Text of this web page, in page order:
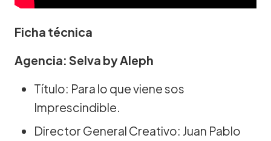
Ficha técnica
Agencia: Selva by Aleph
Título: Para lo que viene sos
Imprescindible.
Director General Creativo: Juan Pablo